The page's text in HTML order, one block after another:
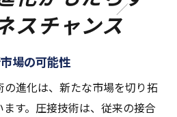
スチャンス
場の可能性
進化は、新たな市場を切り拓
す。圧接技術は、従来の接合